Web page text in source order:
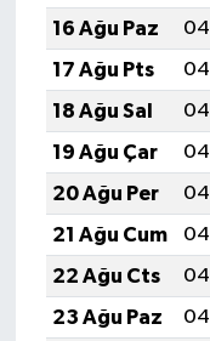
16 Ağu Paz
17 Ağu Pts
18 Ağu Sal
19 Ağu Çar
20 Ağu Per
21 Ağu Cum
22 Ağu Cts
23 Ağu Paz